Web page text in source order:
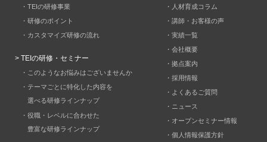
・TEIの研修事業
・研修のポイント
・カスタマイズ研修の流れ
> TEIの研修・セミナー
・このようなお悩みはございませんか
・テーマごとに特化した内容を
選べる研修ラインナップ
・役職・レベルに合わせた
豊富な研修ラインナップ
・人材育成コラム
・講師・お客様の声
・実績一覧
・会社概要
・拠点案内
・採用情報
・よくあるご質問
・ニュース
・オープンセミナー情報
・個人情報保護方針